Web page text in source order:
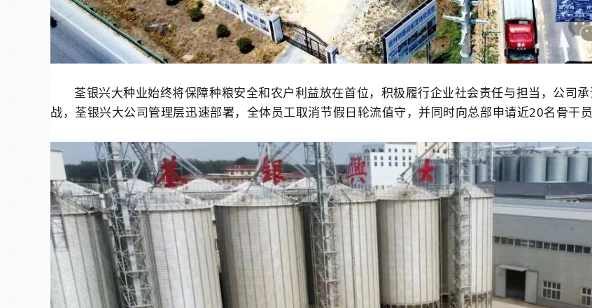
荃银兴大种业始终将保障种粮安全和农户利益放在首位，积极履行企业社会责任与担当，公司承
战，荃银兴大公司管理层迅速部署，全体员工取消节假日轮流值守，并同时向总部申请近20名骨干